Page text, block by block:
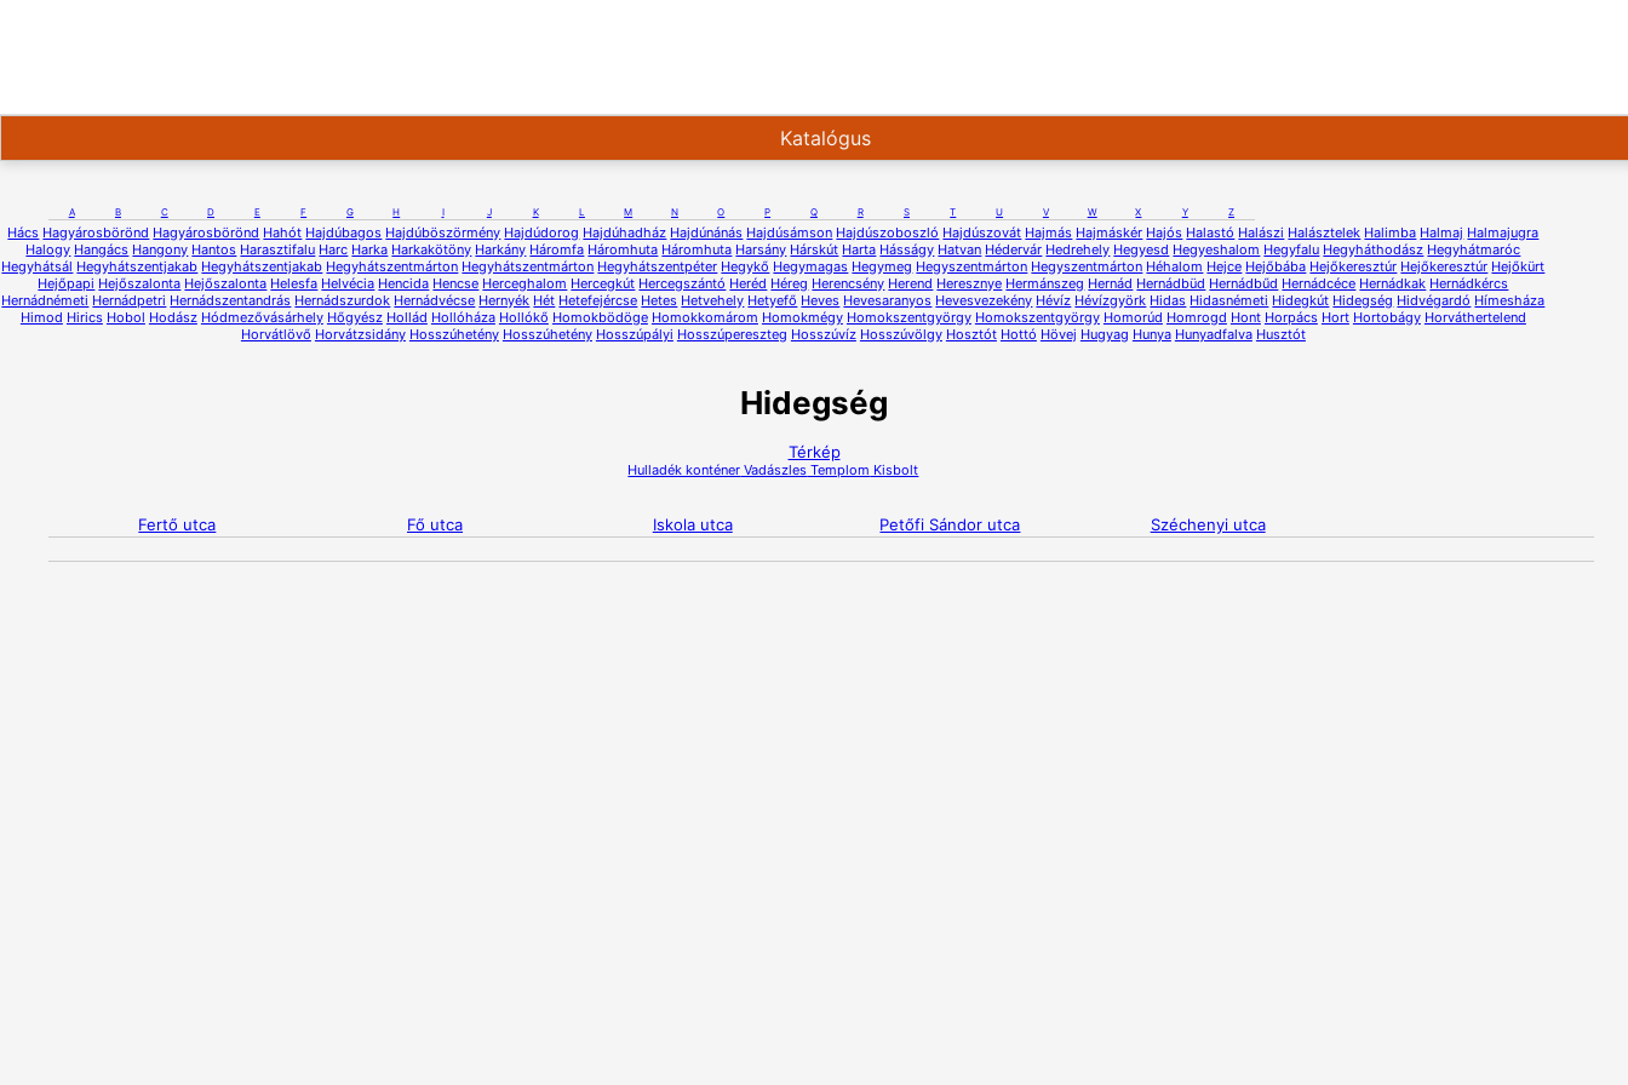
Katalógus
A B C D E F G H I J K L M N O P Q R S T U V W X Y Z
Hács Hagyárosbörönd Hagyárosbörönd Hahót Hajdúbagos Hajdúböszörmény Hajdúdorog Hajdúhadház Hajdúnánás Hajdúsámson Hajdúszoboszló Hajdúszovát Hajmás Hajmáskér Hajós Halastó Halászi Halásztelek Halimba Halmaj Halmajugra
Halogy Hangács Hangony Hantos Harasztifalu Harc Harka Harkakötöny Harkány Háromfa Háromhuta Háromhuta Harsány Hárskút Harta Hásságy Hatvan Hédervár Hedrehely Hegyesd Hegyeshalom Hegyfalu Hegyháthodász Hegyhátmaróc
Hegyhátsál Hegyhátszentjakab Hegyhátszentjakab Hegyhátszentmárton Hegyhátszentmárton Hegyhátszentpéter Hegykő Hegymagas Hegymeg Hegyszentmárton Hegyszentmárton Héhalom Hejce Hejőbába Hejőkeresztúr Hejőkeresztúr Hejőkürt
Hejőpapi Hejőszalonta Hejőszalonta Helesfa Helvécia Hencida Hencse Herceghalom Hercegkút Hercegszántó Heréd Héreg Herencsény Herend Heresznye Hermánszeg Hernád Hernádbüd Hernádbűd Hernádcéce Hernádkak Hernádkércs
Hernádnémeti Hernádpetri Hernádszentandrás Hernádszurdok Hernádvécse Hernyék Hét Hetefejércse Hetes Hetvehely Hetyefő Heves Hevesaranyos Hevesvezekény Hévíz Hévízgyörk Hidas Hidasnémeti Hidegkút Hidegség Hidvégardó Hímesháza
Himod Hirics Hobol Hodász Hódmezővásárhely Hőgyész Hollád Hollóháza Hollókő Homokbödöge Homokkomárom Homokmégy Homokszentgyörgy Homokszentgyörgy Homorúd Homrogd Hont Horpács Hort Hortobágy Horváthertelend
Horvátlövő Horvátzsidány Hosszúhetény Hosszúhetény Hosszúpályi Hosszúpereszteg Hosszúvíz Hosszúvölgy Hosztót Hottó Hövej Hugyag Hunya Hunyadfalva Husztót
Hidegség
Térkép
Hulladék konténer Vadászles Templom Kisbolt
Fertő utca Fő utca Iskola utca Petőfi Sándor utca Széchenyi utca